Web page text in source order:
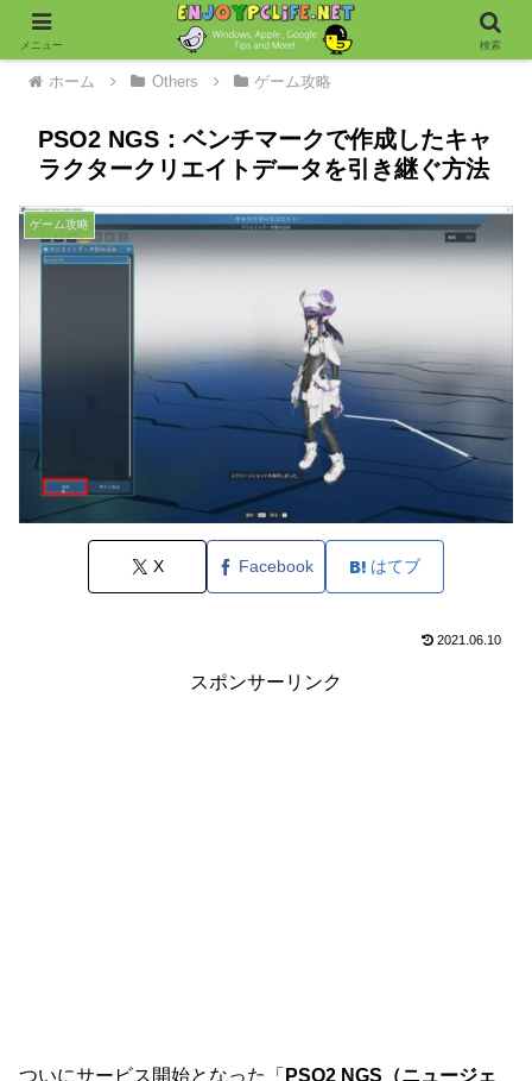
ホーム Others ゲーム攻略
PSO2 NGS：ベンチマークで作成したキャ
ラクタークリエイトデータを引き継ぐ方法
ゲーム攻略
X Facebook はてブ
2021.06.10
スポンサーリンク
ついにサービス開始となった「 PSO2 NGS（ニュージェ
メニュー 検索